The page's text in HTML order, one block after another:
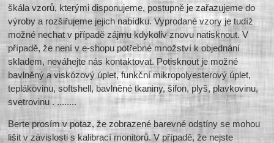
škála vzorů, kterými disponujeme, postupně je zařazujeme do
výroby a rozšiřujeme jejich nabídku. Vyprodané vzory je tudíž
možné nechat v případě zájmu kdykoliv znovu natisknout. V
případě, že není v e-shopu potřebné množství k objednání
skladem, neváhejte nás kontaktovat. Potisknout je možné
bavlněný a viskózový úplet, funkční mikropolyesterový úplet,
teplákovinu, softshell, bavlněné tkaniny, šifon, plyš, plavkovinu,
svetrovinu . ........
Berte prosím v potaz, že zobrazené barevné odstíny se mohou
lišit v závislosti s kalibrací monitorů. V případě, že nejste